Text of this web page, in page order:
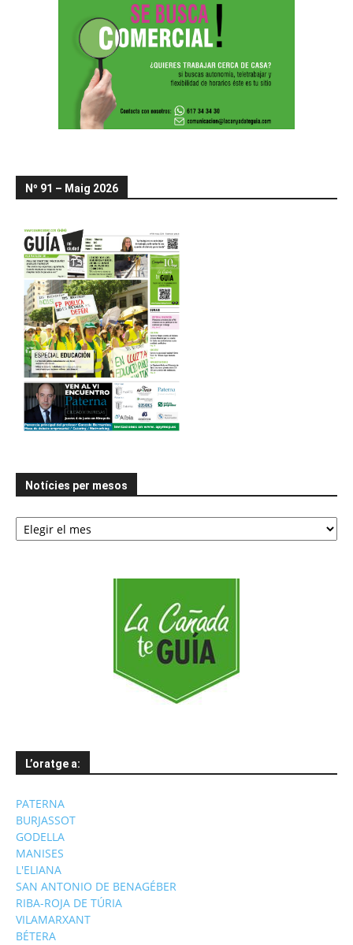
Nº 91 – Maig 2026
Notícies per mesos
Notícies
per
L’oratge a:
PATERNA
BURJASSOT
GODELLA
MANISES
L'ELIANA
SAN ANTONIO DE BENAGÉBER
RIBA-ROJA DE TÚRIA
VILAMARXANT
BÉTERA